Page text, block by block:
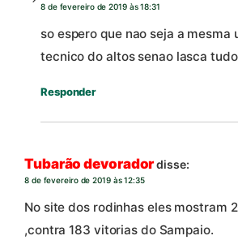
8 de fevereiro de 2019 às 18:31
so espero que nao seja a mesma
tecnico do altos senao lasca tudo
Responder
Tubarão devoradordisse:
8 de fevereiro de 2019 às 12:35
No site dos rodinhas eles mostram
,contra 183 vitorias do Sampaio.